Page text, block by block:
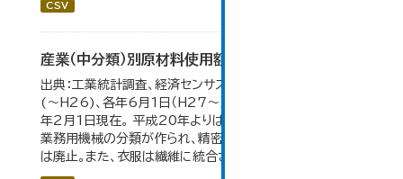
CSV
産業（中分類）別原材料使用額等の推移
出典：工業統計調査、経済センサス。 各年12月31日現在
(～H26)、各年6月1日（H27～）・平成23年のみ平成24
年2月1日現在。 平成20年よりはん用機械、生産用機械、
業務用機械の分類が作られ、精密機械、一般用機械の分類
は廃止。また、衣服は繊維に統合された。...